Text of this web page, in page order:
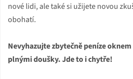
nové lidi, ale také si užijete novou
obohatí.
Nevyhazujte zbytečně peníze
plnými doušky. Jde to i chytře!